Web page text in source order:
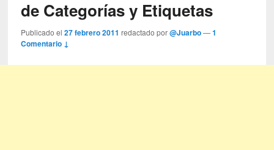
de Categorías y Etiquetas
Publicado el27 febrero 2011 redactado por@Juarbo —1
Comentario ↓